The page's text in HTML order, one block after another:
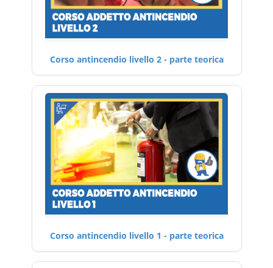
Corso antincendio livello 2 - parte teorica
Corso antincendio livello 1 - parte teorica